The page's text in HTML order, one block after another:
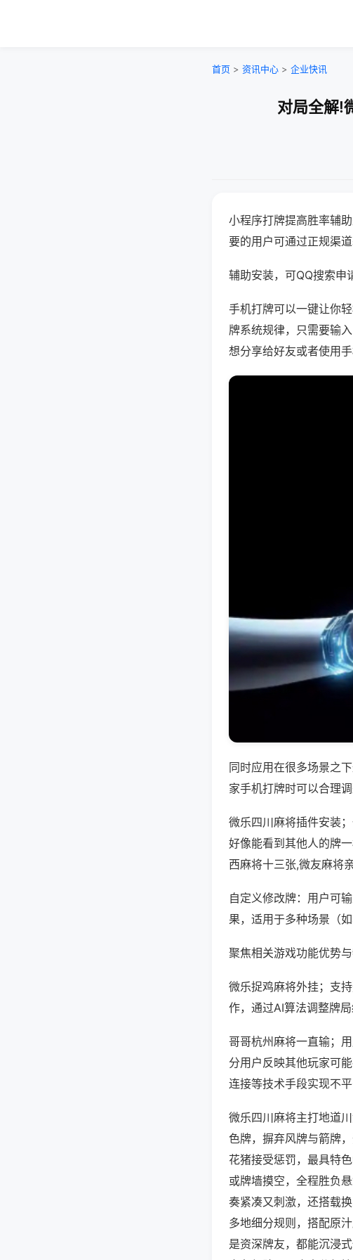
首页 > 资讯中心 > 企业快讯
对局全解!
小程序打牌提高胜率辅
要的用户可通过正规渠道
辅助安装，可QQ搜索
手机打牌可以一键让你
牌系统规律，只需要输
想分享给好友或者使用
同时应用在很多场景之
家手机打牌时可以合理
微乐四川麻将插件安装
好像能看到其他人的牌
西麻将十三张,微友麻将
自定义修改牌：用户可
果，适用于多种场景（
聚焦相关游戏功能优势与
微乐捉鸡麻将外挂；支
作，通过AI算法调整牌局
哥哥杭州麻将一直输；
分用户反映其他玩家可
连接等技术手段实现不平
微乐四川麻将主打地道
色牌，摒弃风牌与箭牌
花猪接受惩罚，最具特
或牌墙摸空，全程胜负
奏紧凑又刺激，还搭载
多地细分规则，搭配原
是资深牌友，都能沉浸